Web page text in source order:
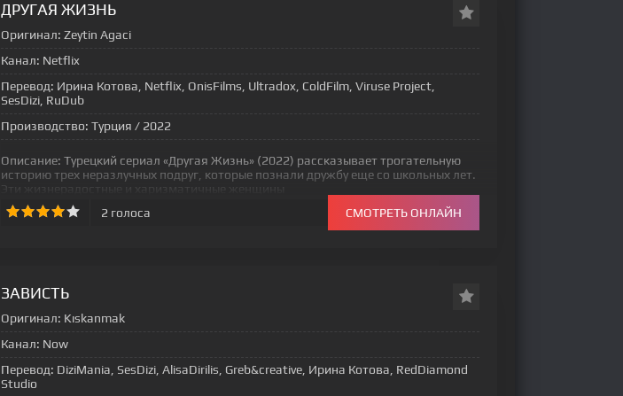
ДРУГАЯ ЖИЗНЬ
Оригинал: Zeytin Agaci
Канал: Netflix
Перевод: Ирина Котова, Netflix, OnisFilms, Ultradox, ColdFilm, Viruse Project,
SesDizi, RuDub
Производство: Турция / 2022
Описание: Турецкий сериал «Другая Жизнь» (2022) рассказывает трогательную
историю трех неразлучных подруг, которые познали дружбу еще со школьных лет.
Эти жизнерадостные и харизматичные женщины
2 голоса СМОТРЕТЬ ОНЛАЙН
ЗАВИСТЬ
Оригинал: Kıskanmak
Канал: Now
Перевод: DiziMania, SesDizi, AlisaDirilis, Greb&creative, Ирина Котова, RedDiamond
Studio